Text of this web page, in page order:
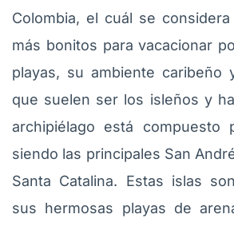
Colombia, el cuál se
más bonitos para vacacionar
playas, su ambiente caribeño
que suelen ser los isleños y
archipiélago está compuesto
siendo las principales San
Santa Catalina. Estas islas
sus hermosas playas de